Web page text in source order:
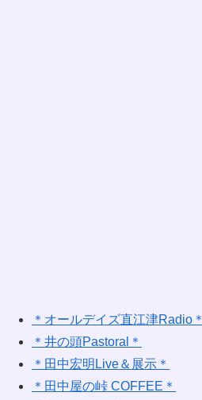
＊オールデイズ直江津Radio＊
＊井の頭Pastoral＊
＊田中宏明Live＆展示＊
＊田中屋の峠 COFFEE＊